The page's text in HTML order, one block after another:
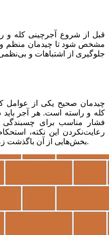
قبل از شروع آجرچینی کله و
مشخص شود تا چیدمان منظم و
جلوگیری از اشتباهات و
چیدمان صحیح یکی از عوامل
کله و راسته است. هر آجر
فشار مناسب برای
رعایت‌نکردن این نکته،
بخش‌هایی از آن باگذشت زمان دچار نشست یا جابه‌جایی شوند.